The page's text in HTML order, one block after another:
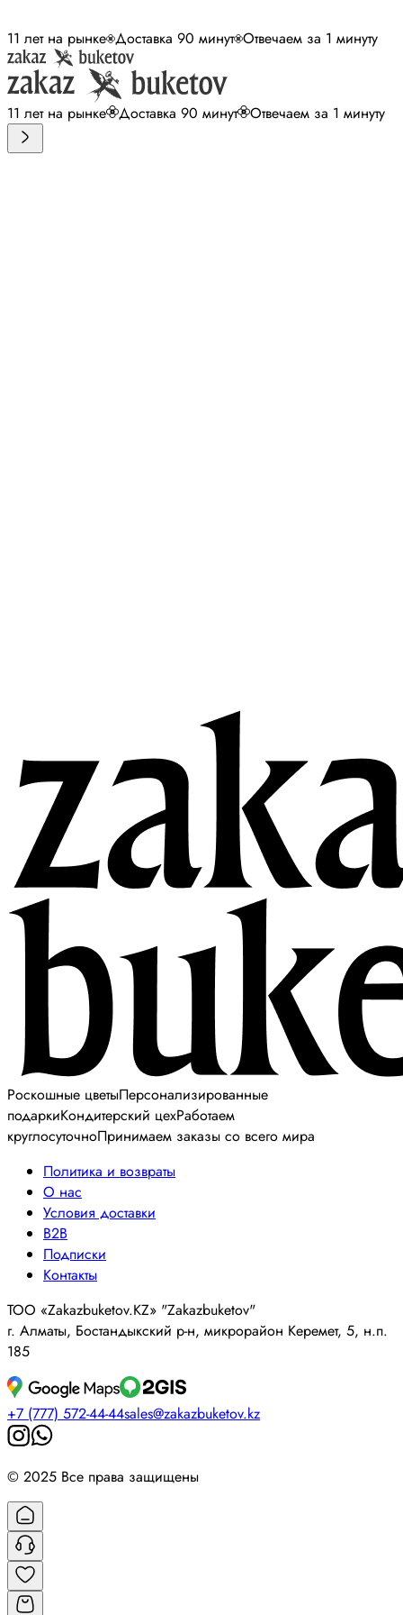
11 лет на рынке Доставка 90 минут Отвечаем за 1 минуту
11 лет на рынке Доставка 90 минут Отвечаем за 1 минуту
Роскошные цветыПерсонализированные
подаркиКондитерский цехРаботаем
круглосуточноПринимаем заказы со всего мира
Политика и возвраты
О нас
Условия доставки
B2B
Подписки
Контакты
ТОО «Zakazbuketov.KZ» "Zakazbuketov"
г. Алматы, Бостандыкский р-н, микрорайон Керемет, 5, н.п.
185
+7 (777) 572-44-44sales@zakazbuketov.kz
© 2025 Все права защищены